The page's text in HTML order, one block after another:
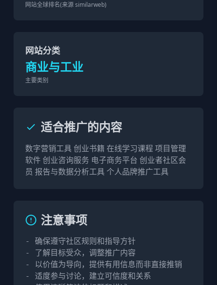
网站全球排名(来源 similarweb)
网站分类
商业与工业
主要类别
适合推广的内容
数字营销工具 创业书籍 在线学习课程 项目管理
软件 创业咨询服务 电子商务平台 创业者社区会
员 报告与数据分析工具 个人品牌推广工具
注意事项
- 确保遵守社区规则和指导方针
- 了解目标受众，调整推广内容
- 以价值为导向，提供有用信息而非直接推销
- 适度参与讨论，建立可信度和关系